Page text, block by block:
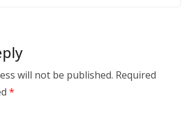
will not be published. Required
*